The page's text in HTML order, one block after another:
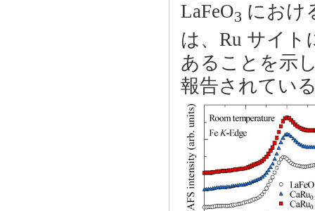
LaFeO3 におけ
は、Ru サイト
あることを示
報告されてい